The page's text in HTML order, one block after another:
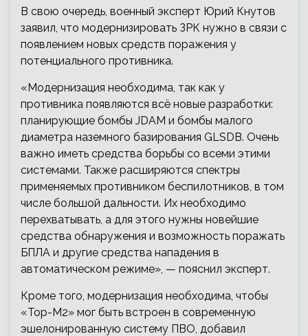
В свою очередь, военный эксперт Юрий Кнутов
заявил, что модернизировать ЗРК нужно в связи с
появлением новых средств поражения у
потенциального противника.
«Модернизация необходима, так как у
противника появляются всё новые разработки:
планирующие бомбы JDAM и бомбы малого
диаметра наземного базирования GLSDB. Очень
важно иметь средства борьбы со всеми этими
системами. Также расширяются спектры
применяемых противником беспилотников, в том
числе большой дальности. Их необходимо
перехватывать, а для этого нужны новейшие
средства обнаружения и возможность поражать
БПЛА и другие средства нападения в
автоматическом режиме», — пояснил эксперт.
Кроме того, модернизация необходима, чтобы
«Тор-М2» мог быть встроен в современную
эшелонированную систему ПВО, добавил